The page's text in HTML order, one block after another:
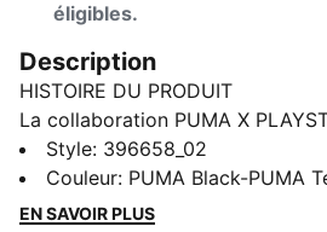
éligibles.
Description
HISTOIRE DU PRODUIT
La collaboration PUMA X
l’association de deux légendes
limites de la réalité avec des
monde visionnaire des jeux vidéo
Style: 396658_02
Couleur: PUMA Black-PUMA
EN SAVOIR PLUS